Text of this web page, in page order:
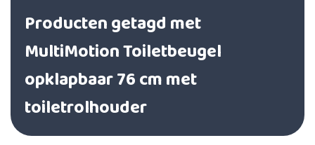
Producten getagd met
MultiMotion Toiletbeugel
opklapbaar 76 cm met
toiletrolhouder